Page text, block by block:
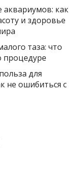
аквариумов: как
и здоровье
таза: что
процедуре
для
не ошибиться с